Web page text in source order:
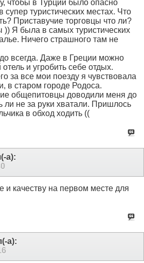
чтобы в Турции было опасно
супер туристических местах. Что
Приставучие торговцы что ли?
)) Я была в самых туристических
Ничего страшного там не
всегда. Даже в Греции можно
и угробить себе отдых.
за все мои поезду я чувствовала
в старом городе Родоса.
общепитовцы доводили меня до
ли не за руки хватали. Пришлось
в обход ходить ((
а):
и качеству на первом месте для
а):